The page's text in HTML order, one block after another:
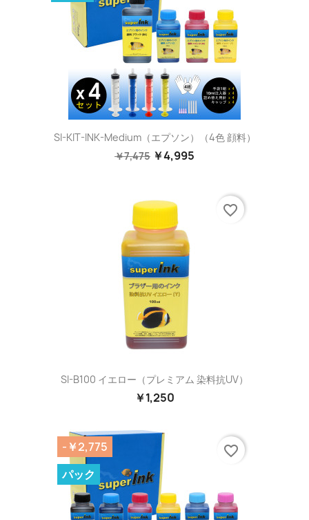
SI-KIT-INK-Medium（エプソン）（4色 顔料）
￥7,475 ￥4,995
SI-B100 イエロー（プレミアム 染料抗UV）
￥1,250
favorite_border
-￥2,775
パック
favorite_border